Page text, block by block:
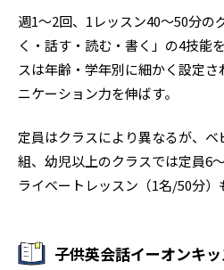
週1～2回、1レッスン40～50分の
く・話す・読む・書く」の4技能
スは年齢・学年別に細かく設定
ニケーション力を伸ばす。
定員はクラスにより異なるが、
組、幼児以上のクラスでは定員6
ライベートレッスン（1名/50分）
子供英会話イーオンキ